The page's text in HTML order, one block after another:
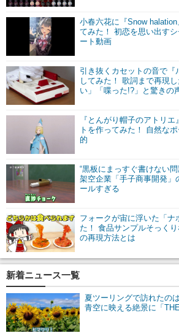
小春六花に『Snow
てみた！ 初恋を思い出す
ート動画
引き抜くカセットの音で
してみた！ 歌詞まで再現
い」「喋った!?」と驚きの
『とんがり帽子のアトリ
トを作ってみた！ 自然な
的
“黒板にまっすぐ書けない
架空企業「手子商事開発」
ールすぎる
フォークが宙に浮いた「ナ
た！ 食品サンプルそっく
の再現方法とは
新着ニュース一覧
夏ツーリングで訪れたの
青空に映える絶景に「